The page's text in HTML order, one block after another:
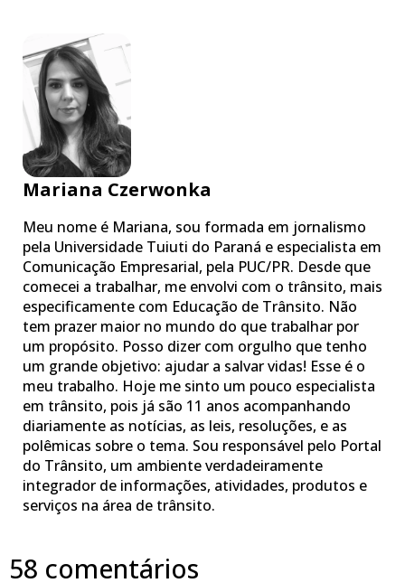
Mariana Czerwonka
Meu nome é Mariana, sou formada em jornalismo
pela Universidade Tuiuti do Paraná e especialista em
Comunicação Empresarial, pela PUC/PR. Desde que
comecei a trabalhar, me envolvi com o trânsito, mais
especificamente com Educação de Trânsito. Não
tem prazer maior no mundo do que trabalhar por
um propósito. Posso dizer com orgulho que tenho
um grande objetivo: ajudar a salvar vidas! Esse é o
meu trabalho. Hoje me sinto um pouco especialista
em trânsito, pois já são 11 anos acompanhando
diariamente as notícias, as leis, resoluções, e as
polêmicas sobre o tema. Sou responsável pelo Portal
do Trânsito, um ambiente verdadeiramente
integrador de informações, atividades, produtos e
serviços na área de trânsito.
58 comentários